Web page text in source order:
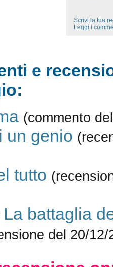
Scrivi la tua
Leggi i
e
(commento
un genio
tutto
battaglia
del 20/12/